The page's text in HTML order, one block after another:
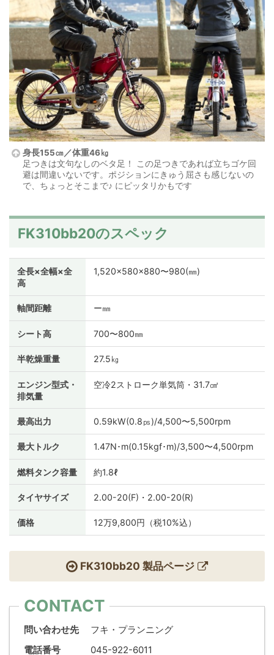
身長155㎝／体重46㎏
足つきは文句なしのベタ足！ この足つきであれば立ちゴケ回
避は間違いないです。ポジションにきゅう屈さも感じないの
で、ちょっとそこまで♪ にピッタリかもです
FK310bb20のスペック
全長×全幅×全
高
1,520×580×880〜980(㎜)
軸間距離 ー㎜
シート高 700〜800㎜
半乾燥重量 27.5㎏
エンジン型式・
排気量
空冷2ストローク単気筒・31.7㎤
最高出力 0.59kW(0.8㎰)/4,500〜5,500rpm
最大トルク 1.47N･m(0.15kgf･m)/3,500〜4,500rpm
燃料タンク容量 約1.8ℓ
タイヤサイズ 2.00-20(F)・2.00-20(R)
価格 12万9,800円（税10%込）
FK310bb20 製品ページ
CONTACT
問い合わせ先
フキ・プランニング
電話番号
045-922-6011